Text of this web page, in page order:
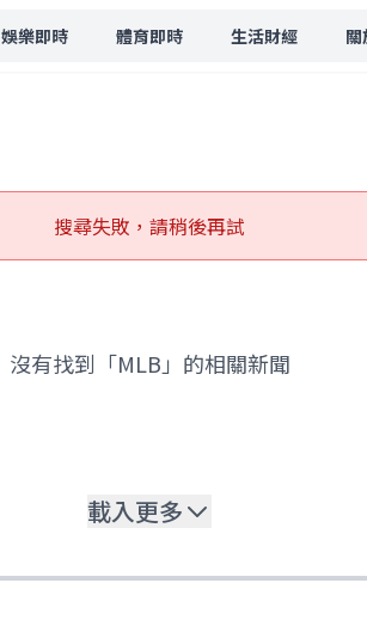
娛樂即時 體育即時 生活財經
搜尋失敗，請稍後再試
沒有找到「MLB」的相關新聞
載入更多